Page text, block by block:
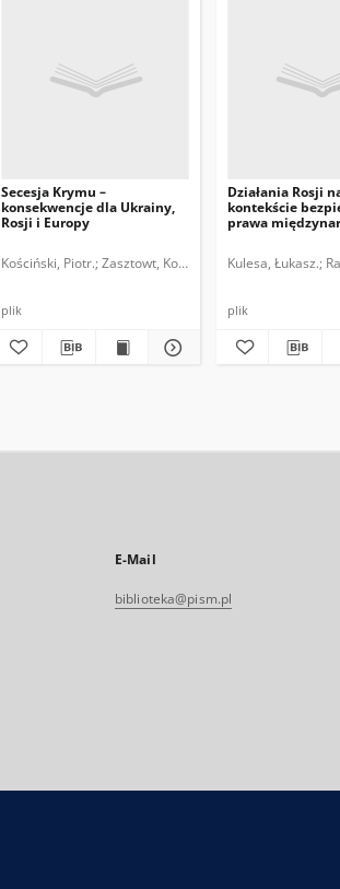
Secesja Krymu –
konsekwencje dla Ukrainy,
Rosji i Europy
Kościński, Piotr. Zasztowt, Konrad.
plik
Działania Rosji
kontekście
prawa
Kulesa, Łukasz.
plik
E-Mail
biblioteka@pism.pl